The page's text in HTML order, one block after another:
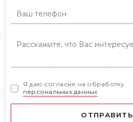
Я даю согласие на обработку
персональных данных
ОТПРАВИТЬ